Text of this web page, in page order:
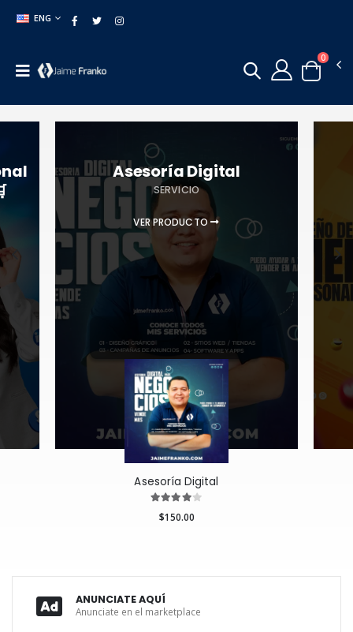
ENG
0
Asesoría Digital
SERVICIO
VER PRODUCTO
Asesoría Digital
$150.00
ANUNCIATE AQUÍ
Anunciate en el marketplace